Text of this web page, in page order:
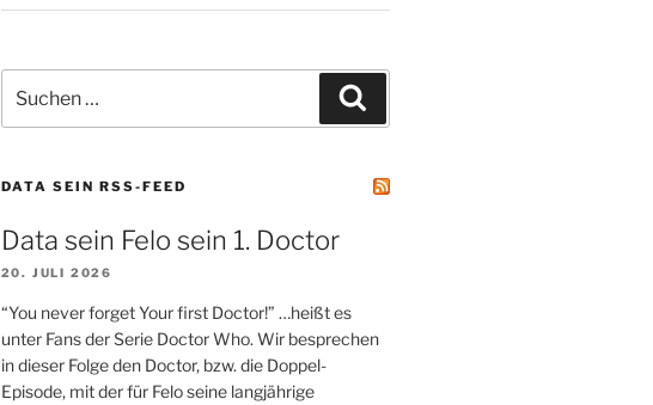
nach:
DATA SEIN RSS-FEED
Data sein Felo sein 1. Doctor
20. JULI 2026
“You never forget Your first Doctor!” …heißt es
unter Fans der Serie Doctor Who. Wir besprechen
in dieser Folge den Doctor, bzw. die Doppel-
Episode, mit der für Felo seine langjährige